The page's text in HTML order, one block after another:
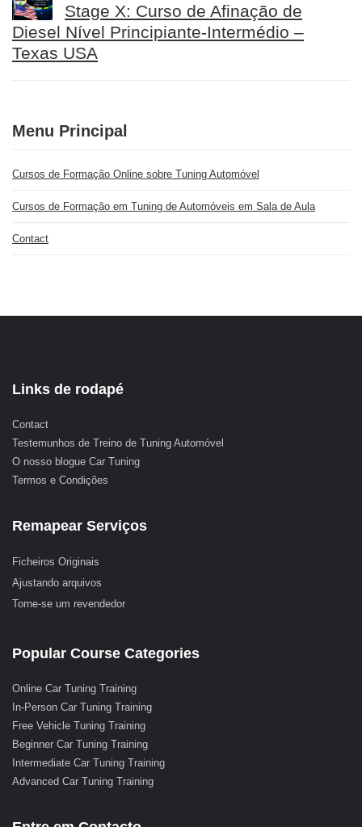
Stage X: Curso de Afinação de
Diesel Nível Principiante-Intermédio –
Texas USA
Menu Principal
Cursos de Formação Online sobre Tuning Automóvel
Cursos de Formação em Tuning de Automóveis em Sala de Aula
Contact
Links de rodapé
Contact
Testemunhos de Treino de Tuning Automóvel
O nosso blogue Car Tuning
Termos e Condições
Remapear Serviços
Ficheiros Originais
Ajustando arquivos
Torne-se um revendedor
Popular Course Categories
Online Car Tuning Training
In-Person Car Tuning Training
Free Vehicle Tuning Training
Beginner Car Tuning Training
Intermediate Car Tuning Training
Advanced Car Tuning Training